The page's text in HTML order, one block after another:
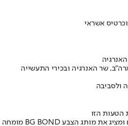
שר האנרגיה ובכירי התעשייה
ולסביבה
הטעות הזו